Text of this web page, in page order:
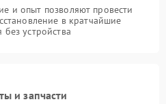
и опыт позволяют провести
в кратчайшие
устройства
и запчасти